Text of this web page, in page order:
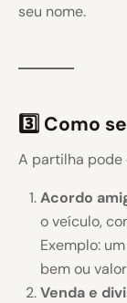
seu nome.
3️⃣ Como
A partilha pode
Acordo
o veículo,
Exemplo:
bem ou
Venda e